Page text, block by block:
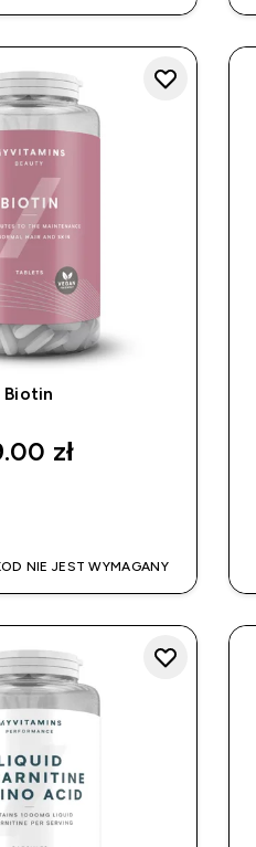
Biotin
zł‎
NIE JEST WYMAGANY